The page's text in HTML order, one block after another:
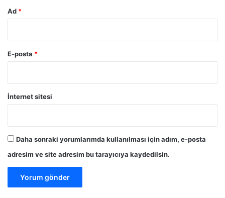
Ad *
E-posta *
İnternet sitesi
Daha sonraki yorumlarımda kullanılması için adım, e-posta
adresim ve site adresim bu tarayıcıya kaydedilsin.